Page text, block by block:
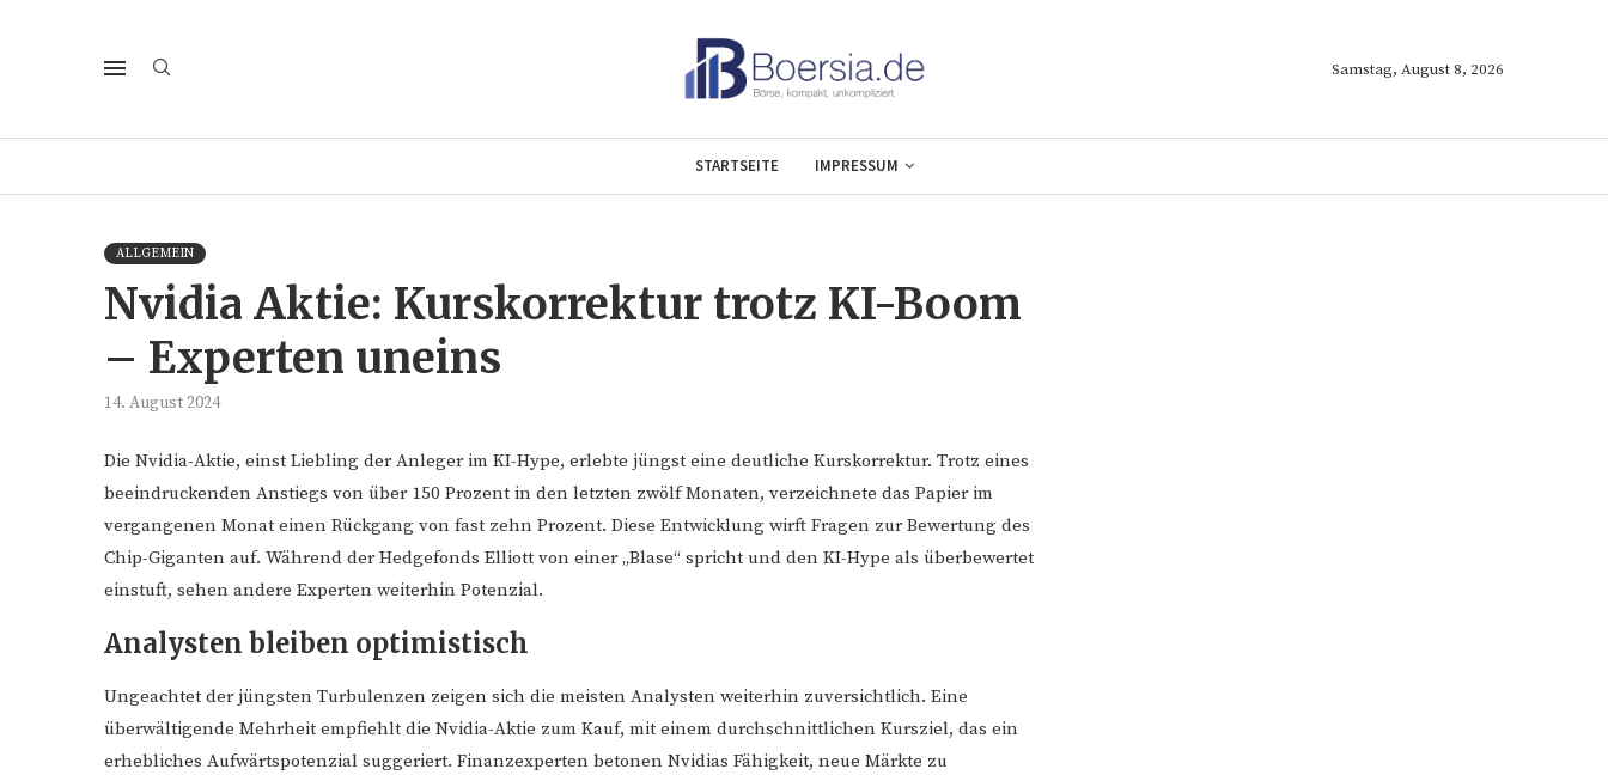
Samstag, August 8, 2026
STARTSEITE IMPRESSUM
ALLGEMEIN
Nvidia Aktie: Kurskorrektur trotz KI-Boom
– Experten uneins
14. August 2024
Die Nvidia-Aktie, einst Liebling der Anleger im KI-Hype, erlebte jüngst eine deutliche Kurskorrektur. Trotz eines
beeindruckenden Anstiegs von über 150 Prozent in den letzten zwölf Monaten, verzeichnete das Papier im
vergangenen Monat einen Rückgang von fast zehn Prozent. Diese Entwicklung wirft Fragen zur Bewertung des
Chip-Giganten auf. Während der Hedgefonds Elliott von einer „Blase“ spricht und den KI-Hype als überbewertet
einstuft, sehen andere Experten weiterhin Potenzial.
Analysten bleiben optimistisch
Ungeachtet der jüngsten Turbulenzen zeigen sich die meisten Analysten weiterhin zuversichtlich. Eine
überwältigende Mehrheit empfiehlt die Nvidia-Aktie zum Kauf, mit einem durchschnittlichen Kursziel, das ein
erhebliches Aufwärtspotenzial suggeriert. Finanzexperten betonen Nvidias Fähigkeit, neue Märkte zu